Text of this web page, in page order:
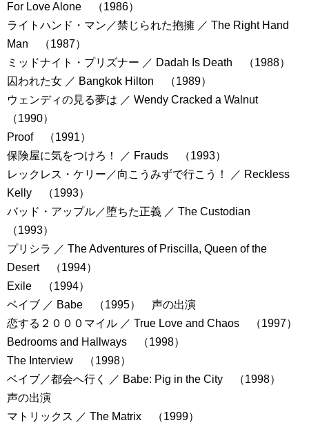
For Love Alone （1986）
ライトハンド・マン／禁じられた抱擁 ／ The Right Hand
Man （1987）
ミッドナイト・プリズナー ／ Dadah Is Death （1988）
囚われた女 ／ Bangkok Hilton （1989）
ウェンディの見る夢は ／ Wendy Cracked a Walnut
（1990）
Proof （1991）
保険屋に気をつけろ！ ／ Frauds （1993）
レックレス・ケリー／向こうみずで行こう！ ／ Reckless
Kelly （1993）
バッド・アップル／堕ちた正義 ／ The Custodian
（1993）
プリシラ ／ The Adventures of Priscilla, Queen of the
Desert （1994）
Exile （1994）
ベイブ ／ Babe （1995） 声の出演
恋する２０００マイル ／ True Love and Chaos （1997）
Bedrooms and Hallways （1998）
The Interview （1998）
ベイブ／都会へ行く ／ Babe: Pig in the City （1998）
声の出演
マトリックス ／ The Matrix （1999）